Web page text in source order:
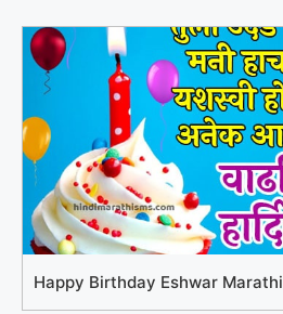
Happy Birthday Eshwar Marathi